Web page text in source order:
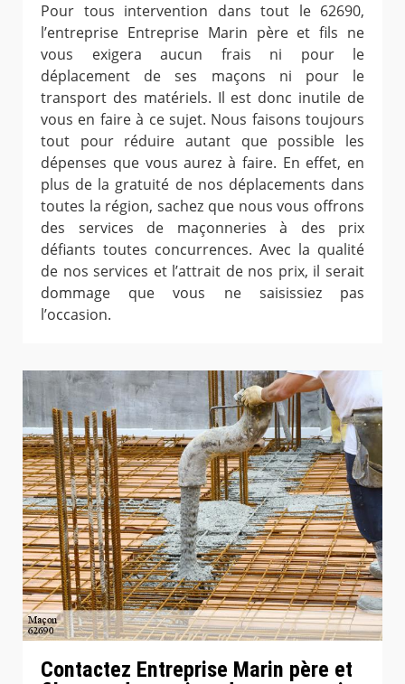
Pour tous intervention dans tout le 62690,
l’entreprise Entreprise Marin père et fils ne
vous exigera aucun frais ni pour le
déplacement de ses maçons ni pour le
transport des matériels. Il est donc inutile de
vous en faire à ce sujet. Nous faisons toujours
tout pour réduire autant que possible les
dépenses que vous aurez à faire. En effet, en
plus de la gratuité de nos déplacements dans
toutes la région, sachez que nous vous offrons
des services de maçonneries à des prix
défiants toutes concurrences. Avec la qualité
de nos services et l’attrait de nos prix, il serait
dommage que vous ne saisissiez pas
l’occasion.
Contactez Entreprise Marin père et